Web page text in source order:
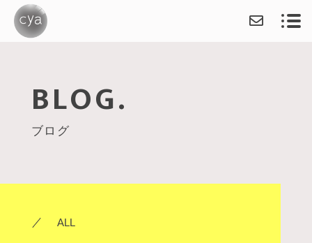
BLOG.
ブログ
ALL